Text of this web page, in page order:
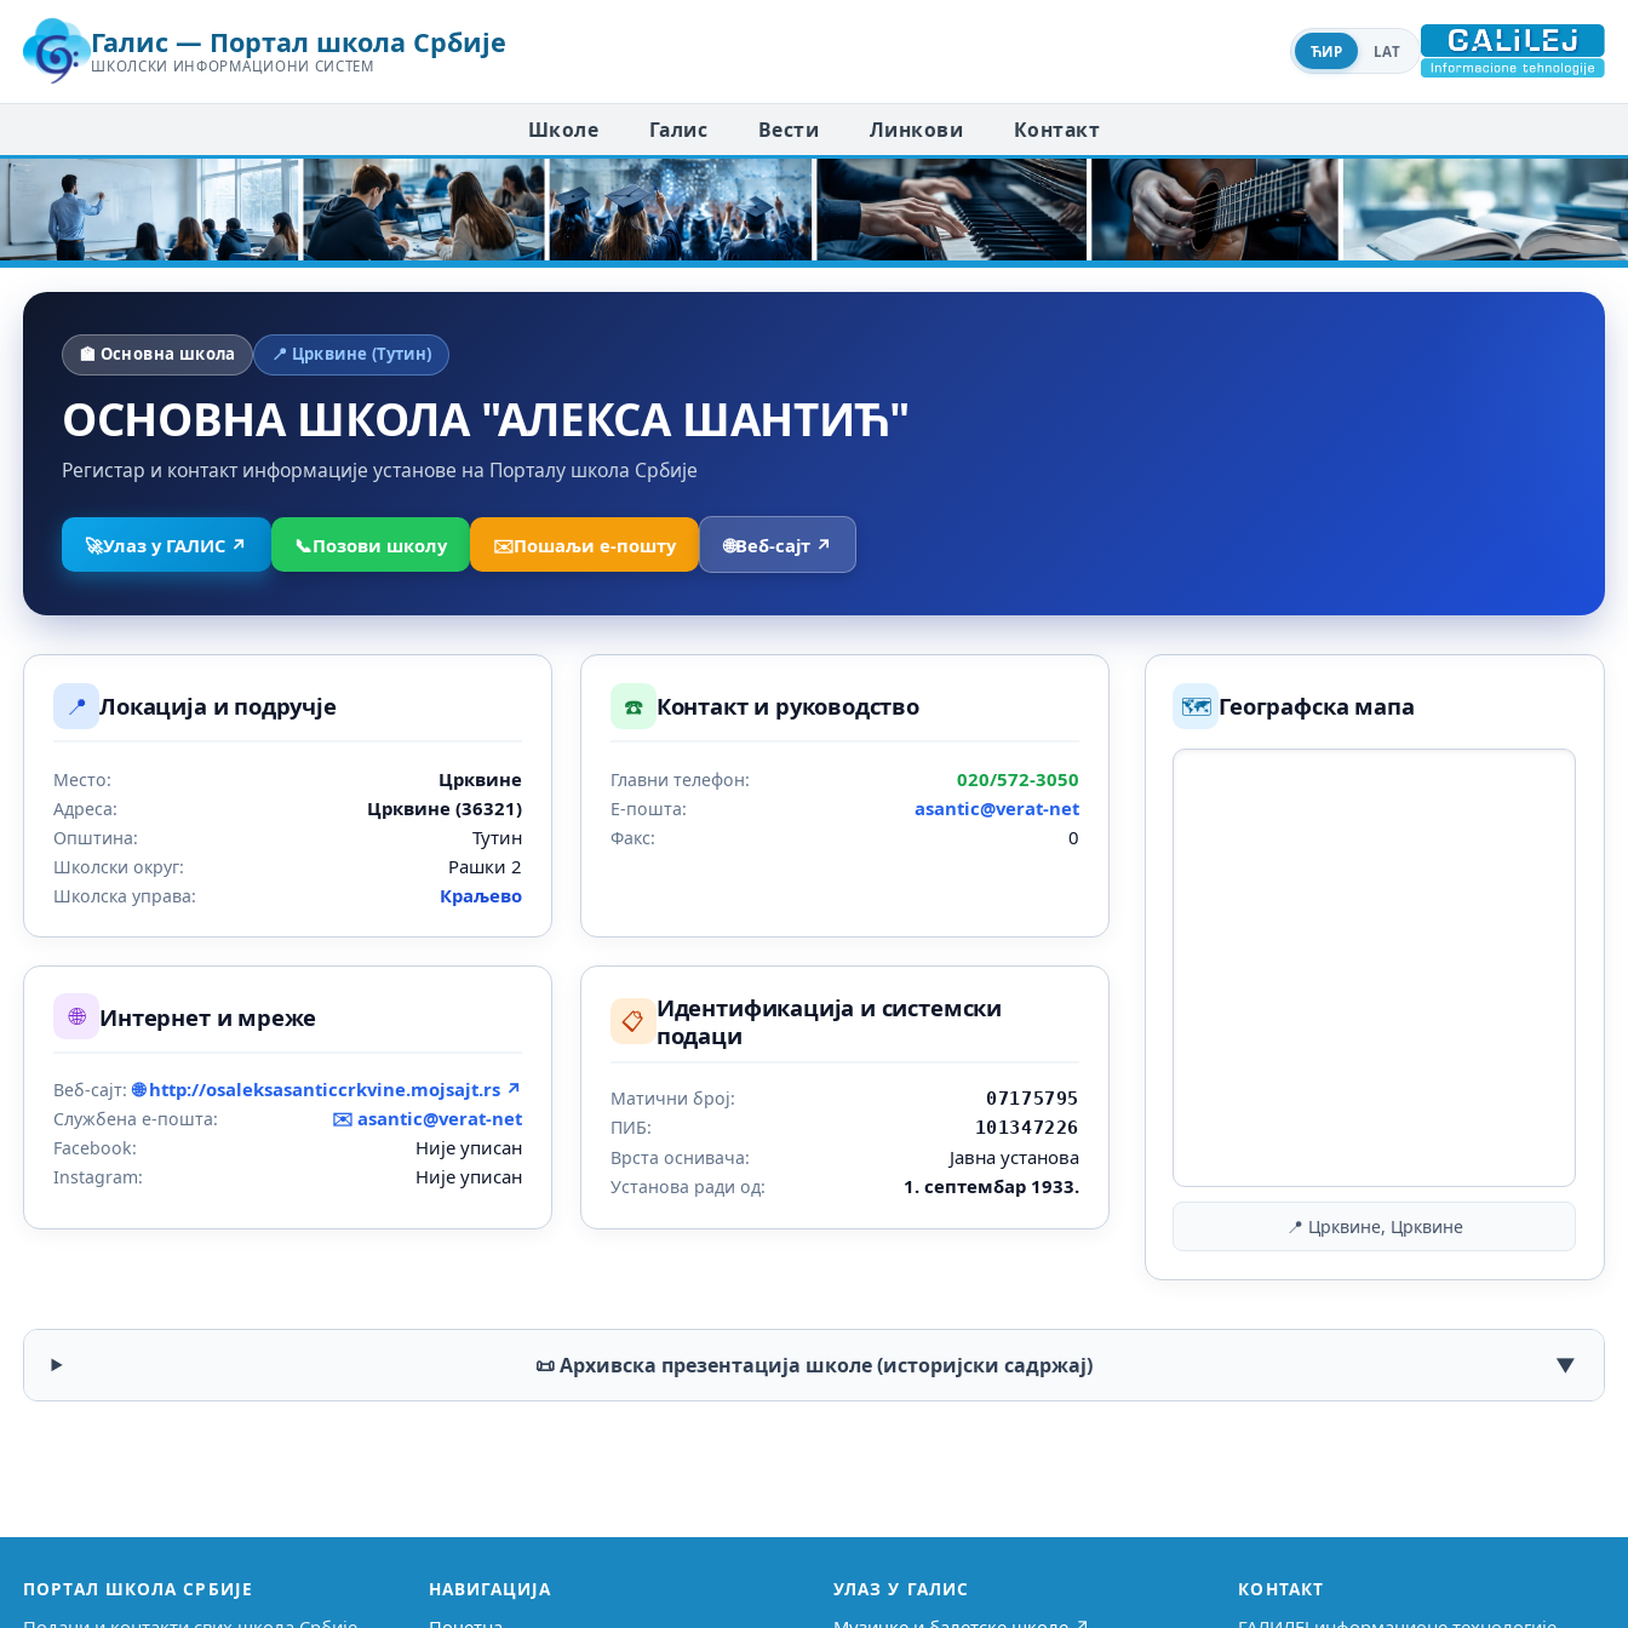
Галис — Портал школа Србије
ШКОЛСКИ ИНФОРМАЦИОНИ СИСТЕМ
ЋИР LAT
Школе Галис Вести Линкови Контакт
🏫 Основна школа 📍 Црквине (Тутин)
ОСНОВНА ШКОЛА "АЛЕКСА ШАНТИЋ"
Регистар и контакт информације установе на Порталу школа Србије
🚀Улаз у ГАЛИС ↗ 📞Позови школу ✉️Пошаљи е-пошту 🌐Веб-сајт ↗
📍 Локација и подручје
Место: Црквине
Адреса: Црквине (36321)
Општина: Тутин
Школски округ: Рашки 2
Школска управа: Краљево
☎️ Контакт и руководство
Главни телефон: 020/572-3050
Е-пошта: asantic@verat-net
Факс: 0
🌐 Интернет и мреже
Веб-сајт: 🌐 http://osaleksasanticcrkvine.mojsajt.rs ↗
Службена е-пошта: ✉️ asantic@verat-net
Facebook: Није уписан
Instagram: Није уписан
📋 Идентификација и системски
подаци
Матични број: 07175795
ПИБ: 101347226
Врста оснивача: Јавна установа
Установа ради од: 1. септембар 1933.
🗺️ Географска мапа
📍 Црквине, Црквине
📜 Архивска презентација школе (историјски садржај) ▼
ПОРТАЛ ШКОЛА СРБИЈЕ НАВИГАЦИЈА УЛАЗ У ГАЛИС КОНТАКТ